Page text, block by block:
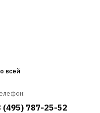
(495) 787-25-52
всей